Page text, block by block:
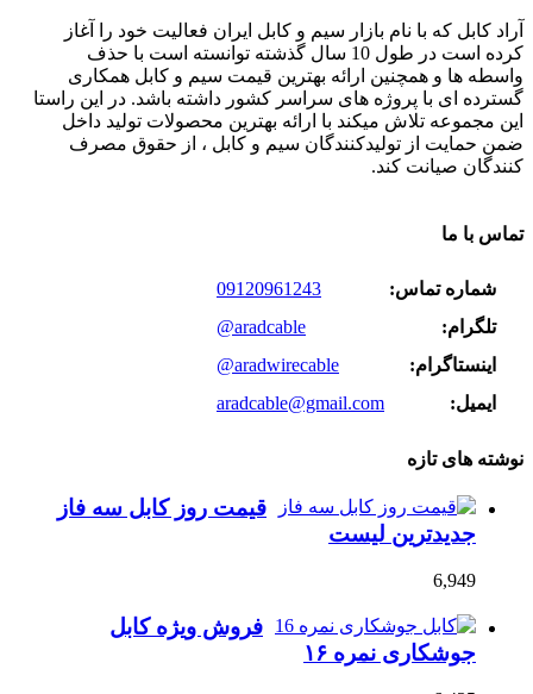
آراد کابل که با نام بازار سیم و کابل ایران فعالیت خود را آغاز
کرده است در طول 10 سال گذشته توانسته است با حذف
واسطه ها و همچنین ارائه بهترین قیمت سیم و کابل همکاری
گسترده ای با پروژه های سراسر کشور داشته باشد. در این راستا
این مجموعه تلاش میکند با ارائه بهترین محصولات تولید داخل
ضمن حمایت از تولیدکنندگان سیم و کابل ، از حقوق مصرف
کنندگان صیانت کند.
تماس با ما
شماره تماس:
09120961243
تلگرام:
@aradcable
اینستاگرام:
@aradwirecable
ایمیل:
aradcable@gmail.com
نوشته های تازه
قیمت روز کابل سه فاز
جدیدترین لیست
6,949
فروش ویژه کابل
جوشکاری نمره ۱۶